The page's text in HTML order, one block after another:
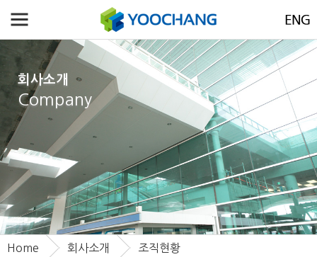
회사소개
Company
Home 회사소개 조직현황